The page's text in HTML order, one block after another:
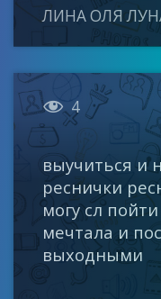
ЛИНА ОЛЯ
 4
выучиться и
реснички
могу сл
мечтала и
выходными